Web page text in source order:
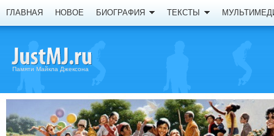
ГЛАВНАЯ НОВОЕ БИОГРАФИЯ ТЕКСТЫ
Памяти Майкла Джексона